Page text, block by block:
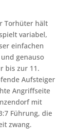
Torhüter hält
variabel,
einfachen
genauso
bis zur 11.
Aufsteiger
Angriffseite
mit
Führung, die
zwang.